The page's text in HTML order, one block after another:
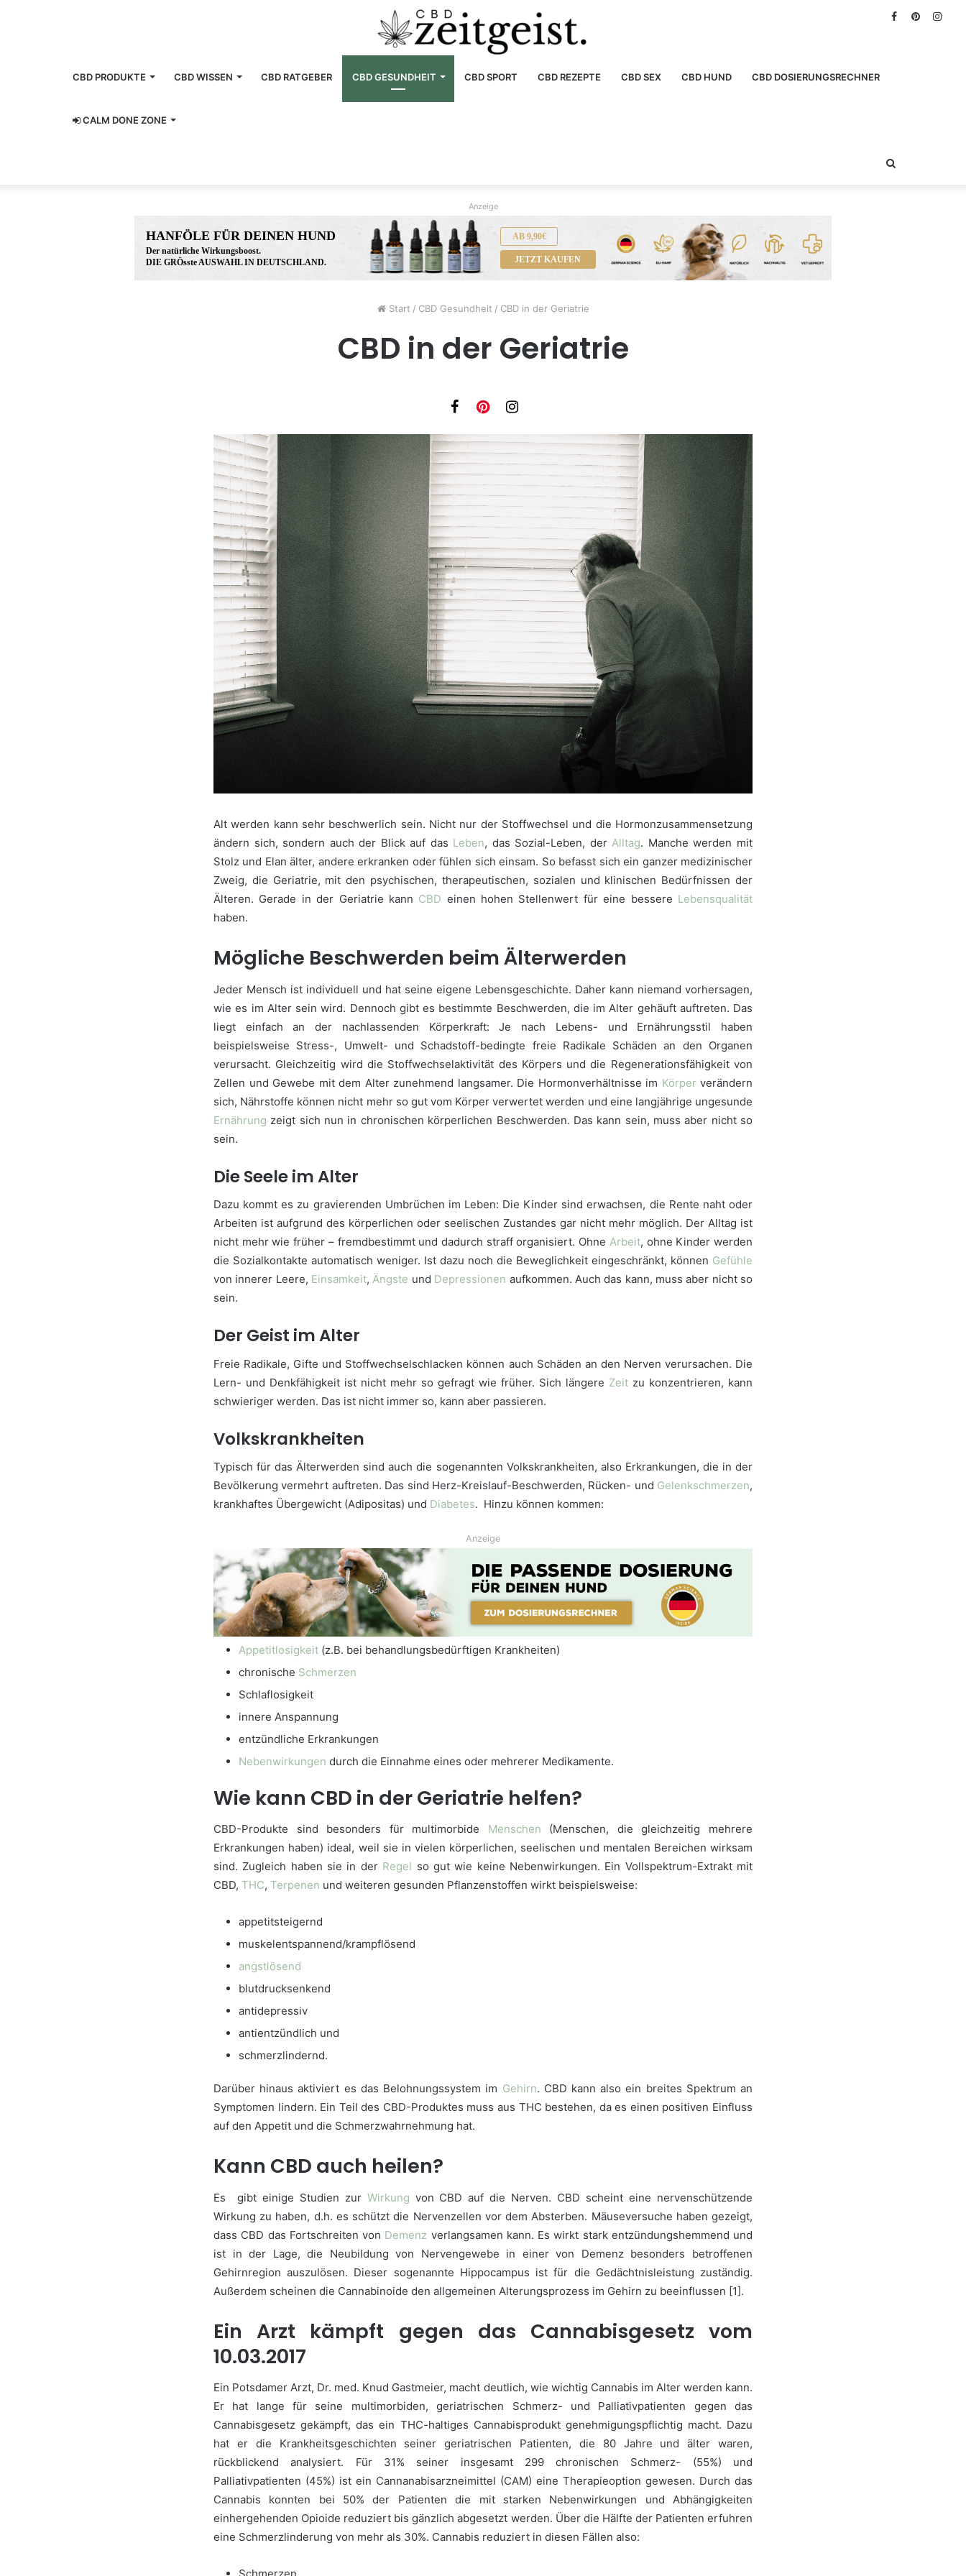
Pinterest
Facebook
CBD PRODUKTE CBD WISSEN CBD RATGEBER CBD GESUNDHEIT CBD SPORT CBD REZEPTE CBD SEX CBD HUND CBD DOSIERUNGSRECHNER
CALM DONE ZONE
Anzeige
HANFÖLE FÜR DEINEN HUND
Der natürliche Wirkungsboost.
DIE GRÖsste AUSWAHL IN DEUTSCHLAND.
AB 9,90€
JETZT KAUFEN
www.hunreys.de
Start / CBD Gesundheit / CBD in der Geriatrie
CBD in der Geriatrie
Alt werden kann sehr beschwerlich sein. Nicht nur der Stoffwechsel und die Hormonzusammensetzung
ändern sich, sondern auch der Blick auf das Leben, das Sozial-Leben, derAlltag. Manche werden mit
Stolz und Elan älter, andere erkranken oder fühlen sich einsam. So befasst sich ein ganzer medizinischer
Zweig, die Geriatrie, mit den psychischen, therapeutischen, sozialen und klinischen Bedürfnissen der
Älteren. Gerade in der Geriatrie kann CBD einen hohen Stellenwert für eine bessere Lebensqualität
haben.
Mögliche Beschwerden beim Älterwerden
Jeder Mensch ist individuell und hat seine eigene Lebensgeschichte. Daher kann niemand vorhersagen,
wie es im Alter sein wird. Dennoch gibt es bestimmte Beschwerden, die im Alter gehäuft auftreten. Das
liegt einfach an der nachlassenden Körperkraft: Je nach Lebens- und Ernährungsstil haben
beispielsweise Stress-, Umwelt- und Schadstoff-bedingte freie Radikale Schäden an den Organen
verursacht. Gleichzeitig wird die Stoffwechselaktivität des Körpers und die Regenerationsfähigkeit von
Zellen und Gewebe mit dem Alter zunehmend langsamer. Die Hormonverhältnisse im Körper verändern
sich, Nährstoffe können nicht mehr so gut vom Körper verwertet werden und eine langjährige ungesunde
Ernährung zeigt sich nun in chronischen körperlichen Beschwerden. Das kann sein, muss aber nicht so
sein.
Die Seele im Alter
Dazu kommt es zu gravierenden Umbrüchen im Leben: Die Kinder sind erwachsen, die Rente naht oder
Arbeiten ist aufgrund des körperlichen oder seelischen Zustandes gar nicht mehr möglich. Der Alltag ist
nicht mehr wie früher – fremdbestimmt und dadurch straff organisiert. Ohne Arbeit, ohne Kinder werden
die Sozialkontakte automatisch weniger. Ist dazu noch die Beweglichkeit eingeschränkt, können Gefühle
von innerer Leere, Einsamkeit,Ängste und Depressionen aufkommen. Auch das kann, muss aber nicht so
sein.
Der Geist im Alter
Freie Radikale, Gifte und Stoffwechselschlacken können auch Schäden an den Nerven verursachen. Die
Lern- und Denkfähigkeit ist nicht mehr so gefragt wie früher. Sich längere Zeit zu konzentrieren, kann
schwieriger werden. Das ist nicht immer so, kann aber passieren.
Volkskrankheiten
Typisch für das Älterwerden sind auch die sogenannten Volkskrankheiten, also Erkrankungen, die in der
Bevölkerung vermehrt auftreten. Das sind Herz-Kreislauf-Beschwerden, Rücken- und Gelenkschmerzen,
krankhaftes Übergewicht (Adipositas) und Diabetes. Hinzu können kommen:
Anzeige
Appetitlosigkeit (z.B. bei behandlungsbedürftigen Krankheiten)
chronische Schmerzen
Schlaflosigkeit
innere Anspannung
entzündliche Erkrankungen
Nebenwirkungen durch die Einnahme eines oder mehrerer Medikamente.
Wie kann CBD in der Geriatrie helfen?
CBD-Produkte sind besonders für multimorbide Menschen (Menschen, die gleichzeitig mehrere
Erkrankungen haben) ideal, weil sie in vielen körperlichen, seelischen und mentalen Bereichen wirksam
sind. Zugleich haben sie in der Regel so gut wie keine Nebenwirkungen. Ein Vollspektrum-Extrakt mit
CBD, THC, Terpenen und weiteren gesunden Pflanzenstoffen wirkt beispielsweise:
appetitsteigernd
muskelentspannend/krampflösend
angstlösend
blutdrucksenkend
antidepressiv
antientzündlich und
schmerzlindernd.
Darüber hinaus aktiviert es das Belohnungssystem im Gehirn. CBD kann also ein breites Spektrum an
Symptomen lindern. Ein Teil des CBD-Produktes muss aus THC bestehen, da es einen positiven Einfluss
auf den Appetit und die Schmerzwahrnehmung hat.
Kann CBD auch heilen?
Es gibt einige Studien zur Wirkung von CBD auf die Nerven. CBD scheint eine nervenschützende
Wirkung zu haben, d.h. es schützt die Nervenzellen vor dem Absterben. Mäuseversuche haben gezeigt,
dass CBD das Fortschreiten von Demenz verlangsamen kann. Es wirkt stark entzündungshemmend und
ist in der Lage, die Neubildung von Nervengewebe in einer von Demenz besonders betroffenen
Gehirnregion auszulösen. Dieser sogenannte Hippocampus ist für die Gedächtnisleistung zuständig.
Außerdem scheinen die Cannabinoide den allgemeinen Alterungsprozess im Gehirn zu beeinflussen [1].
Ein Arzt kämpft gegen das Cannabisgesetz vom
10.03.2017
Ein Potsdamer Arzt, Dr. med. Knud Gastmeier, macht deutlich, wie wichtig Cannabis im Alter werden kann.
Er hat lange für seine multimorbiden, geriatrischen Schmerz- und Palliativpatienten gegen das
Cannabisgesetz gekämpft, das ein THC-haltiges Cannabisprodukt genehmigungspflichtig macht. Dazu
hat er die Krankheitsgeschichten seiner geriatrischen Patienten, die 80 Jahre und älter waren,
rückblickend analysiert. Für 31% seiner insgesamt 299 chronischen Schmerz- (55%) und
Palliativpatienten (45%) ist ein Cannanabisarzneimittel (CAM) eine Therapieoption gewesen. Durch das
Cannabis konnten bei 50% der Patienten die mit starken Nebenwirkungen und Abhängigkeiten
einhergehenden Opioide reduziert bis gänzlich abgesetzt werden. Über die Hälfte der Patienten erfuhren
eine Schmerzlinderung von mehr als 30%. Cannabis reduziert in diesen Fällen also: